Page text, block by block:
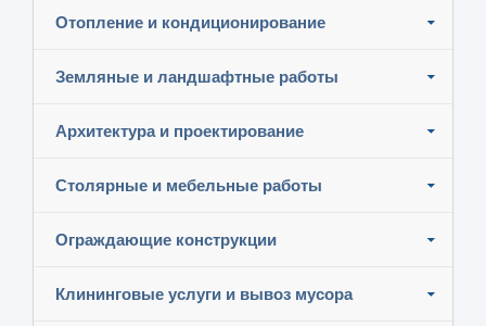
Отопление и кондиционирование
Земляные и ландшафтные работы
Архитектура и проектирование
Столярные и мебельные работы
Ограждающие конструкции
Клининговые услуги и вывоз мусора